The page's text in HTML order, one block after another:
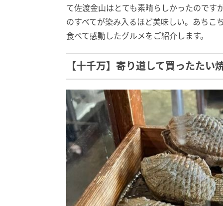
て佐渡金山はとても素晴らしかったのです
のすべてが染み入るほど美味しい。あちこ
食べて感動したグルメをご紹介します。
【十千万】寄り道して買ったたい